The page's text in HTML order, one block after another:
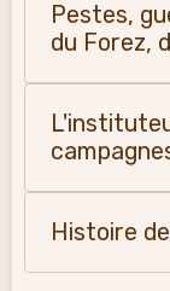
Pestes,
du Forez,
Histoire